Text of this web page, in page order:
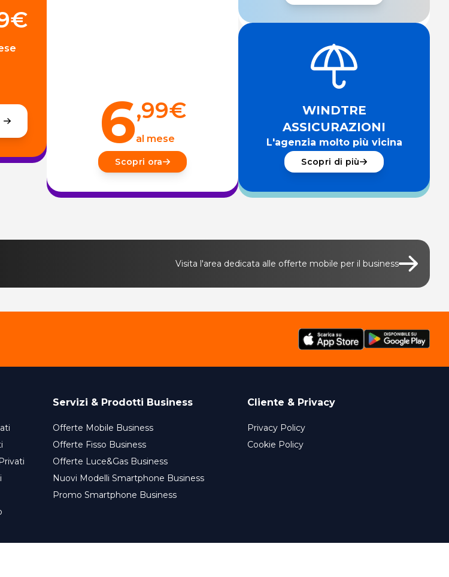
€
6,99€
al mese
Scopri ora
WINDTRE
ASSICURAZIONI
L'agenzia molto più vicina
Scopri di più
Visita l'area dedicata alle offerte mobile per il business
Servizi & Prodotti Business
Offerte Mobile Business
Offerte Fisso Business
Offerte Luce&Gas Business
Nuovi Modelli Smartphone Business
Promo Smartphone Business
Cliente & Privacy
Privacy Policy
Cookie Policy